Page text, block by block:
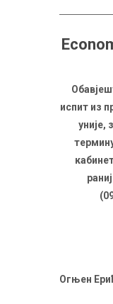
испит из
уније,
Огњен